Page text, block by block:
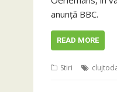
anunţă BBC.
READ MORE
Stiri